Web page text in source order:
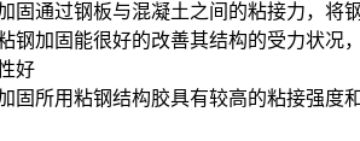
固通过钢板与混凝土之间的粘接力，将
钢加固能很好的改善其结构的受力状况
好
固所用粘钢结构胶具有较高的粘接强度